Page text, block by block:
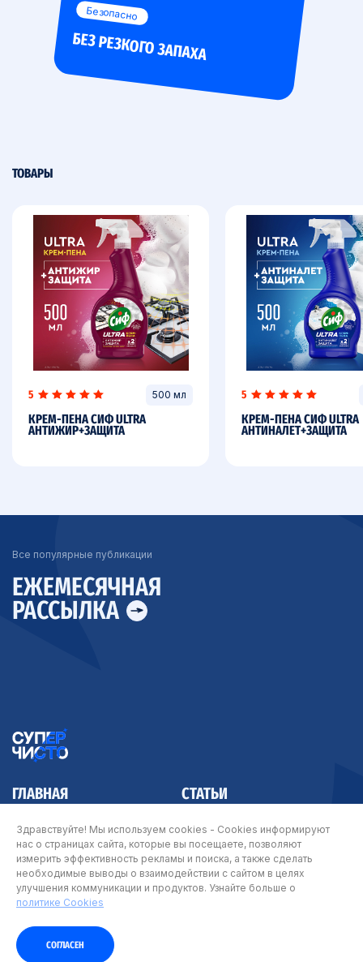
Безопасно
БЕЗ РЕЗКОГО ЗАПАХА
ТОВАРЫ
5 500 мл
КРЕМ-ПЕНА СИФ ULTRA
АНТИЖИР+ЗАЩИТА
5
КРЕМ-ПЕНА СИФ ULTRA
АНТИНАЛЕТ+ЗАЩИТА
Все популярные публикации
ЕЖЕМЕСЯЧНАЯ
РАССЫЛКА
ГЛАВНАЯ
СТАТЬИ
КОНТАКТЫ
© Арнест ЮниРусь 2026
пользования сайтом
Здравствуйте! Мы используем cookies - Cookies информируют
нас о страницах сайта, которые вы посещаете, позволяют
измерить эффективность рекламы и поиска, а также сделать
необходимые выводы о взаимодействии с сайтом в целях
улучшения коммуникации и продуктов. Узнайте больше о
политике Cookies
СОГЛАСЕН